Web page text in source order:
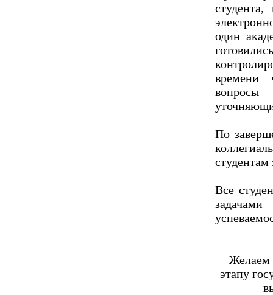
один
времени
По
студентам
Все
Желаем
этапу